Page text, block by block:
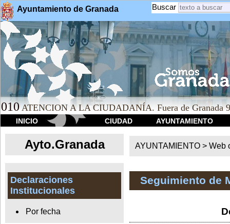
Ayuntamiento de Granada Buscar
010 ATENCION A LA CIUDADANÍA. Fuera de Granada
INICIO CIUDAD AYUNTAMIENTO
Ayto.Granada
Declaraciones
Institucionales
Por fecha
AYUNTAMIENTO > Web
Seguimiento de